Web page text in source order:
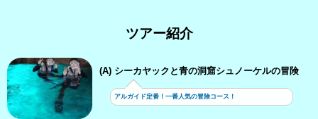
ツアー紹介
(A) シーカヤックと青の洞窟シュノーケルの冒険
アルガイド定番！一番人気の冒険コース！